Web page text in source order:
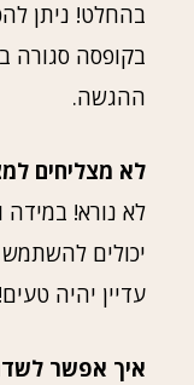
בהחלט! ניתן
בקופסה סגורה
ההגשה.
לא מצליחים
לא נורא!
יכולים
עדיין יהיה טעים!
איך אפשר